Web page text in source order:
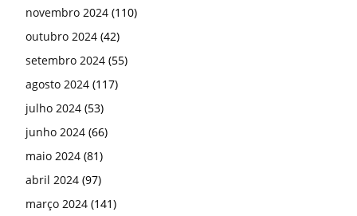
novembro 2024 (110)
outubro 2024 (42)
setembro 2024 (55)
agosto 2024 (117)
julho 2024 (53)
junho 2024 (66)
maio 2024 (81)
abril 2024 (97)
março 2024 (141)